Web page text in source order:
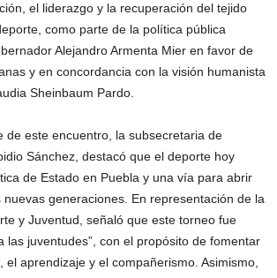
el liderazgo y la recuperación del tejido
como parte de la política pública
Alejandro Armenta Mier en favor de
y en concordancia con la visión humanista
Sheinbaum Pardo.
de este encuentro, la subsecretaria de
Sánchez, destacó que el deporte hoy
de Estado en Puebla y una vía para abrir
generaciones. En representación de la
y Juventud, señaló que este torneo fue
las juventudes”, con el propósito de fomentar
el aprendizaje y el compañerismo. Asimismo,